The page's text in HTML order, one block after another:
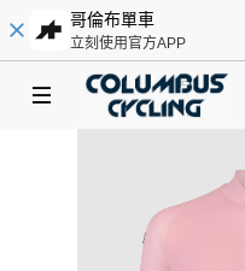
哥倫布單車
立刻使用官方APP